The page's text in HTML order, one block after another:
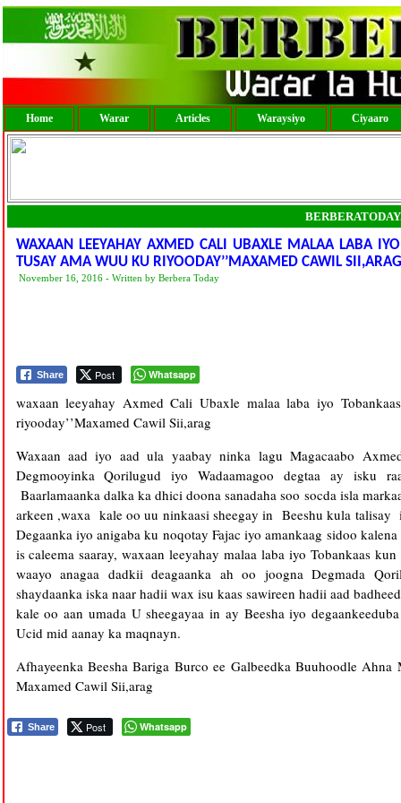
Home Warar Articles Waraysiyo Ciyaaro
WAXAAN LEEYAHAY AXMED CALI UBAXLE MALAA LABA
TUSAY AMA WUU KU RIYOODAY’’MAXAMED CAWIL SII,ARAG
November 16, 2016 - Written by Berbera Today
Share Post Whatsapp
waxaan leeyahay Axmed Cali Ubaxle malaa laba iyo
riyooday’’Maxamed Cawil Sii,arag
Waxaan aad iyo aad ula yaabay ninka lagu Magacaabo
Degmooyinka Qorilugud iyo Wadaamagoo degtaa ay isku
Baarlamaanka dalka ka dhici doona sanadaha soo socda isla
arkeen ,waxa kale oo uu ninkaasi sheegay in Beeshu kula
Degaanka iyo anigaba ku noqotay Fajac iyo amankaag sidoo
is caleema saaray, waxaan leeyahay malaa laba iyo Tobankaas
waayo anagaa dadkii deagaanka ah oo joogna Degmada
shaydaanka iska naar hadii wax isu kaas sawireen hadii aad
kale oo aan umada U sheegayaa in ay Beesha iyo
Ucid mid aanay ka maqnayn.
Afhayeenka Beesha Bariga Burco ee Galbeedka Buuhoodle
Maxamed Cawil Sii,arag
Share Post Whatsapp